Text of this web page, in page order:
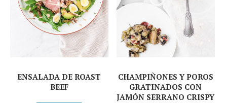
ENSALADA DE ROAST
BEEF
CHAMPIÑONES Y POROS
GRATINADOS CON
JAMÓN SERRANO CRISPY